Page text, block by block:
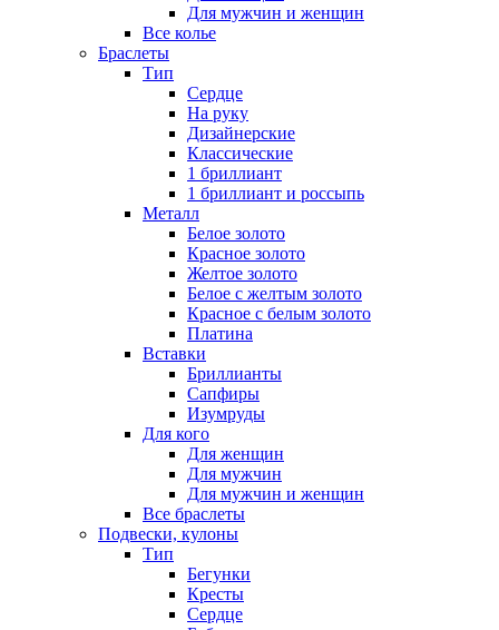
Для мужчин и женщин
Все колье
Браслеты
Тип
Сердце
На руку
Дизайнерские
Классические
1 бриллиант
1 бриллиант и россыпь
Металл
Белое золото
Красное золото
Желтое золото
Белое с желтым золото
Красное с белым золото
Платина
Вставки
Бриллианты
Сапфиры
Изумруды
Для кого
Для женщин
Для мужчин
Для мужчин и женщин
Все браслеты
Подвески, кулоны
Тип
Бегунки
Кресты
Сердце